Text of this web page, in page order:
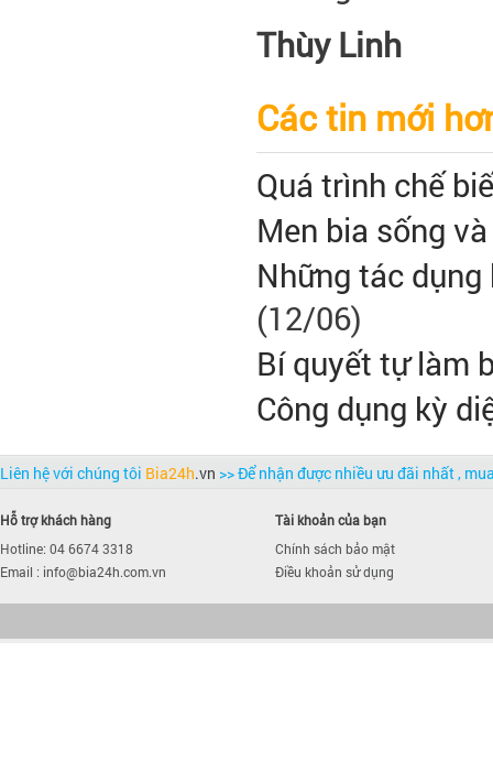
Thùy Linh
Các tin mới
Quá trình chế
Men bia sống
Những tác
(12/06)
Bí quyết tự làm
Công dụng kỳ
Liên hệ với chúng tôi Bia24h.vn >> Để nhận được nhiều ưu đãi nhất ,
Hỗ trợ khách hàng
Hotline: 04 6674 3318
Email : info@bia24h.com.vn
Tài khoản của bạn
Chính sách bảo mật
Điều khoản sử dụng